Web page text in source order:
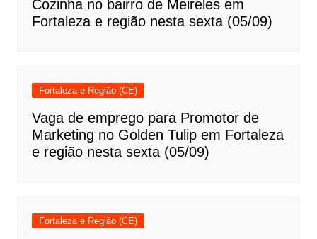
Cozinha no bairro de Meireles em
Fortaleza e região nesta sexta (05/09)
Fortaleza e Região (CE)
Vaga de emprego para Promotor de
Marketing no Golden Tulip em Fortaleza
e região nesta sexta (05/09)
Fortaleza e Região (CE)